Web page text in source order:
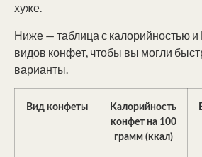
хуже.
Ниже — таблица с калорийностью
видов конфет, чтобы вы могли
варианты.
Вид конфеты
Калорийность
конфет на 100
грамм (ккал)